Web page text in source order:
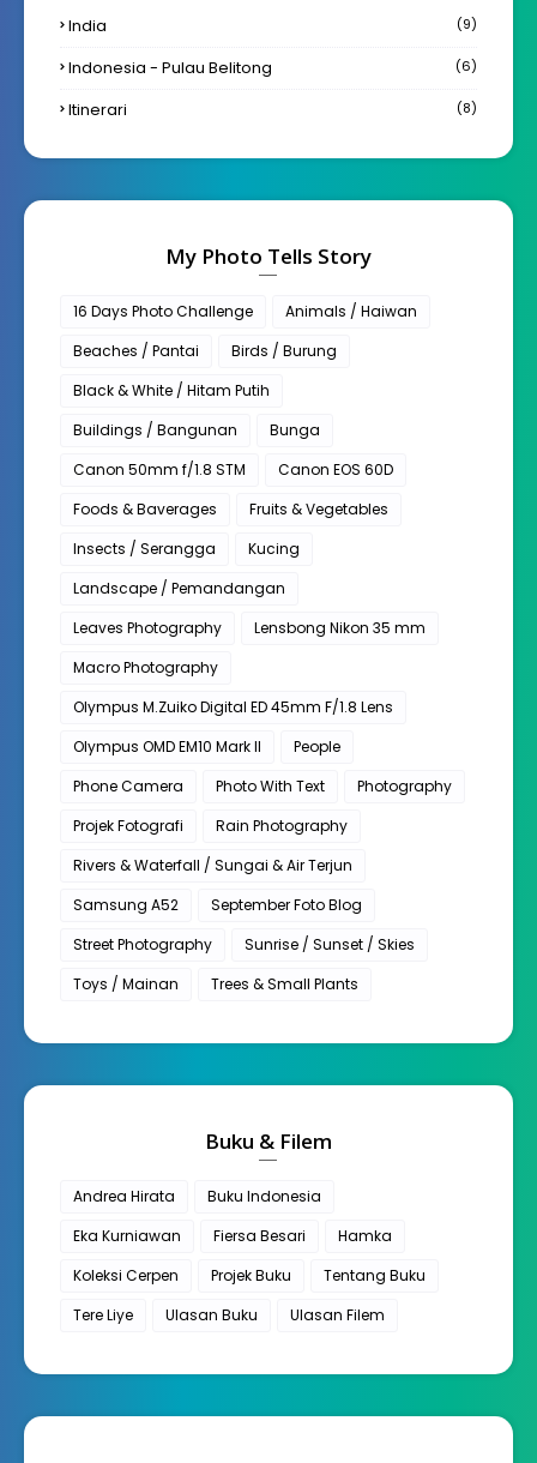
India (9)
Indonesia - Pulau Belitong (6)
Itinerari (8)
My Photo Tells Story
16 Days Photo Challenge
Animals / Haiwan
Beaches / Pantai
Birds / Burung
Black & White / Hitam Putih
Buildings / Bangunan
Bunga
Canon 50mm f/1.8 STM
Canon EOS 60D
Foods & Baverages
Fruits & Vegetables
Insects / Serangga
Kucing
Landscape / Pemandangan
Leaves Photography
Lensbong Nikon 35 mm
Macro Photography
Olympus M.Zuiko Digital ED 45mm F/1.8 Lens
Olympus OMD EM10 Mark II
People
Phone Camera
Photo With Text
Photography
Projek Fotografi
Rain Photography
Rivers & Waterfall / Sungai & Air Terjun
Samsung A52
September Foto Blog
Street Photography
Sunrise / Sunset / Skies
Toys / Mainan
Trees & Small Plants
Buku & Filem
Andrea Hirata
Buku Indonesia
Eka Kurniawan
Fiersa Besari
Hamka
Koleksi Cerpen
Projek Buku
Tentang Buku
Tere Liye
Ulasan Buku Ulasan Filem